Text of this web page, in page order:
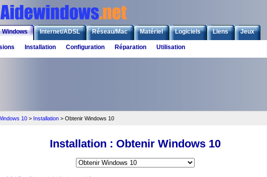
Windows Internet/ADSL Réseau/Mac Matériel Logiciels Liens Jeux
Installation Configuration Réparation Utilisation
10 > Installation > Obtenir Windows 10
Installation : Obtenir Windows 10